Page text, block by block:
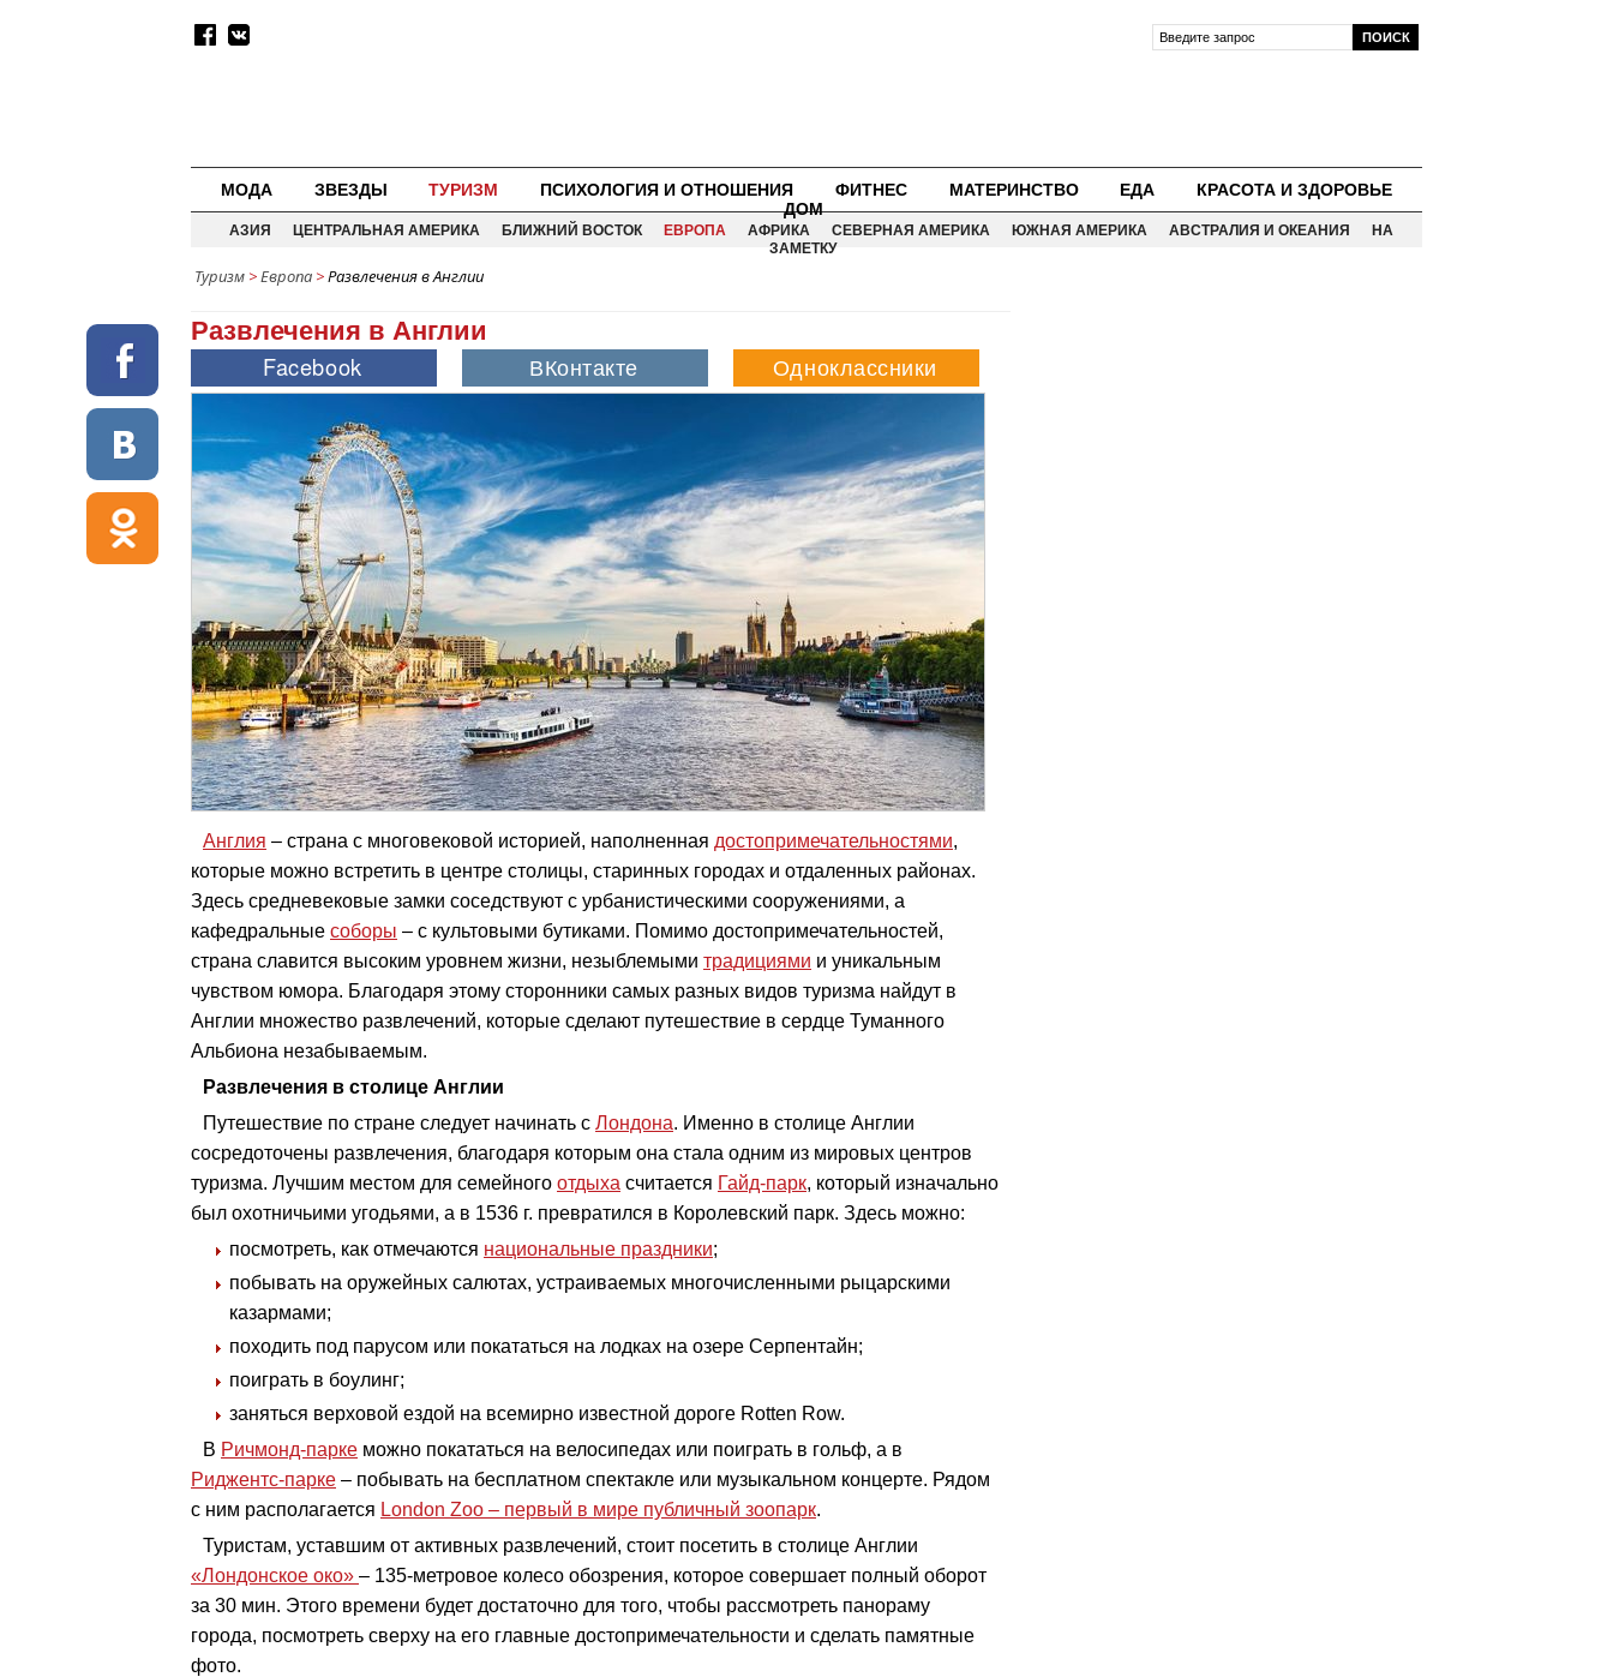
МОДА ЗВЕЗДЫ ТУРИЗМ ПСИХОЛОГИЯ И ОТНОШЕНИЯ ФИТНЕС МАТЕРИНСТВО ЕДА
КРАСОТА И ЗДОРОВЬЕ
ДОМ
АЗИЯ ЦЕНТРАЛЬНАЯ АМЕРИКА БЛИЖНИЙ ВОСТОК ЕВРОПА АФРИКА СЕВЕРНАЯ АМЕРИКА ЮЖНАЯ АМЕРИКА АВСТРАЛИЯ И ОКЕАНИЯ
НА
ЗАМЕТКУ
Туризм >Европа >Развлечения в Англии
Развлечения в Англии
Англия – страна с многовековой историей, наполненная достопримечательностями,
которые можно встретить в центре столицы, старинных городах и отдаленных районах.
Здесь средневековые замки соседствуют с урбанистическими сооружениями, а
кафедральные соборы – с культовыми бутиками. Помимо достопримечательностей,
страна славится высоким уровнем жизни, незыблемыми традициями и уникальным
чувством юмора. Благодаря этому сторонники самых разных видов туризма найдут в
Англии множество развлечений, которые сделают путешествие в сердце Туманного
Альбиона незабываемым.
Развлечения в столице Англии
Путешествие по стране следует начинать с Лондона. Именно в столице Англии
сосредоточены развлечения, благодаря которым она стала одним из мировых центров
туризма. Лучшим местом для семейного отдыха считается Гайд-парк, который изначально
был охотничьими угодьями, а в 1536 г. превратился в Королевский парк. Здесь можно:
посмотреть, как отмечаются национальные праздники;
побывать на оружейных салютах, устраиваемых многочисленными рыцарскими
казармами;
походить под парусом или покататься на лодках на озере Серпентайн;
поиграть в боулинг;
заняться верховой ездой на всемирно известной дороге Rotten Row.
В Ричмонд-парке можно покататься на велосипедах или поиграть в гольф, а в
Риджентс-парке – побывать на бесплатном спектакле или музыкальном концерте. Рядом
с ним располагается London Zoo – первый в мире публичный зоопарк.
Туристам, уставшим от активных развлечений, стоит посетить в столице Англии
«Лондонское око» – 135-метровое колесо обозрения, которое совершает полный оборот
за 30 мин. Этого времени будет достаточно для того, чтобы рассмотреть панораму
города, посмотреть сверху на его главные достопримечательности и сделать памятные
фото.